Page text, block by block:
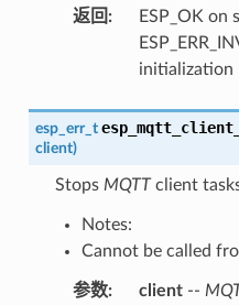
返回 :
ESP_OK on
initialization
esp_err_t
client)
Stops MQTTclient
Notes:
Cannot be called
参数: client--